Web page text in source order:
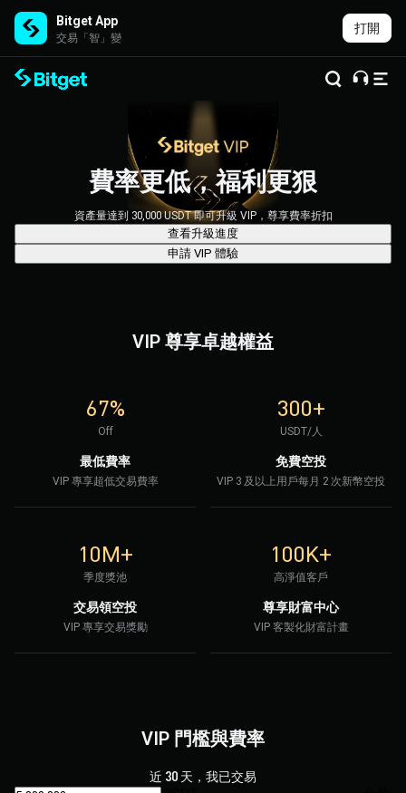
Bitget App
交易「智」變
打開
費率更低，福利更狠
資產量達到 30,000 USDT 即可升級 VIP，尊享費率折扣
查看升級進度
申請 VIP 體驗
VIP 尊享卓越權益
67%
Off
最低費率
VIP 專享超低交易費率
300+
USDT/人
免費空投
VIP 3 及以上用戶每月 2 次新幣空投
10M+
季度獎池
交易領空投
VIP 專享交易獎勵
100K+
高淨值客戶
尊享財富中心
VIP 客製化財富計畫
VIP 門檻與費率
近 30 天，我已交易